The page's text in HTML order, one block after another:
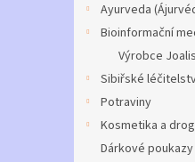
Ayurveda
Bioinformační
Výrobce Joalis
Sibiřské
Potraviny
Kosmetika a
Dárkové poukazy